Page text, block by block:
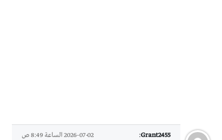
Grant2455
: 2026-07-02 الساعة 8:49 ص